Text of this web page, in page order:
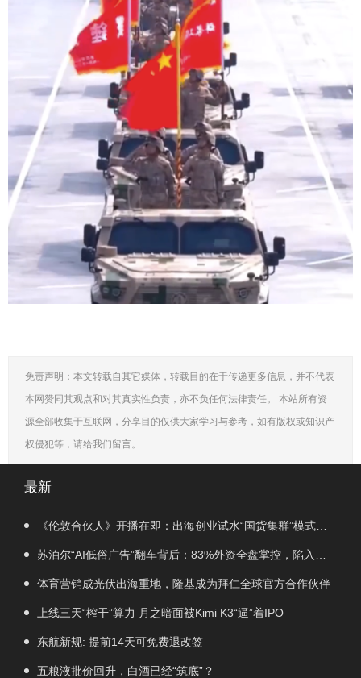
免责声明：本文转载自其它媒体，转载目的在于传递更多信息，并不代表
本网赞同其观点和对其真实性负责，亦不负任何法律责任。 本站所有资
源全部收集于互联网，分享目的仅供大家学习与参考，如有版权或知识产
权侵犯等，请给我们留言。
最新
《伦敦合伙人》开播在即：出海创业试水“国货集群”模式，
带动入境消费反向种草
苏泊尔“AI低俗广告”翻车背后：83%外资全盘掌控，陷入流
量内卷、质量频发的负循环
体育营销成光伏出海重地，隆基成为拜仁全球官方合作伙伴
上线三天“榨干”算力 月之暗面被Kimi K3“逼”着IPO
东航新规: 提前14天可免费退改签
五粮液批价回升，白酒已经“筑底”？